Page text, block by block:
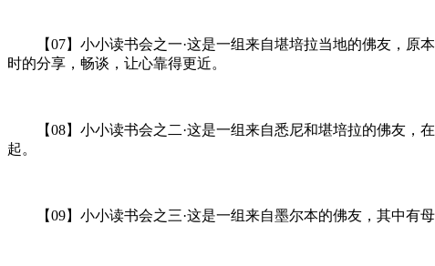
【07】小小读书会之一·这是一组来自堪培拉当地的佛友，原
时的分享，畅谈，让心靠得更近。
【08】小小读书会之二·这是一组来自悉尼和堪培拉的佛友，
起。
【09】小小读书会之三·这是一组来自墨尔本的佛友，其中有